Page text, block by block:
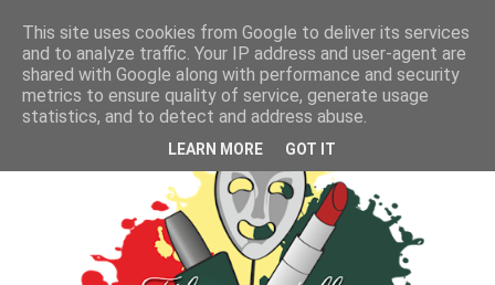
This site uses cookies from Google to deliver its services
and to analyze traffic. Your IP address and user-agent are
shared with Google along with performance and security
metrics to ensure quality of service, generate usage
statistics, and to detect and address abuse.
LEARN MORE GOT IT